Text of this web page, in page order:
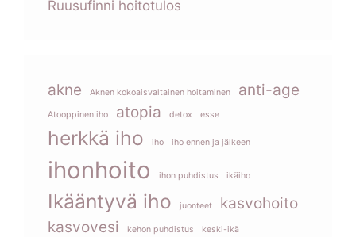
Ruusufinni hoitotulos
akne Aknen kokoaisvaltainen hoitaminen anti-age
Atooppinen iho atopia detox esse
herkkä iho iho iho ennen ja jälkeen
ihonhoito ihon puhdistus ikäiho
Ikääntyvä iho juonteet
kasvohoito
kasvovesi
kehon puhdistus keski-ikä